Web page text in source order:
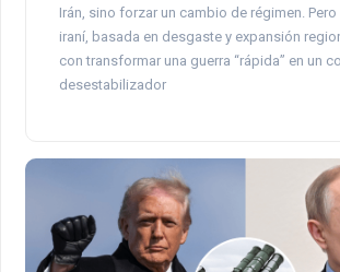
Irán, sino forzar un cambio de régimen.
iraní, basada en desgaste y expansión
con transformar una guerra “rápida” en un
desestabilizador